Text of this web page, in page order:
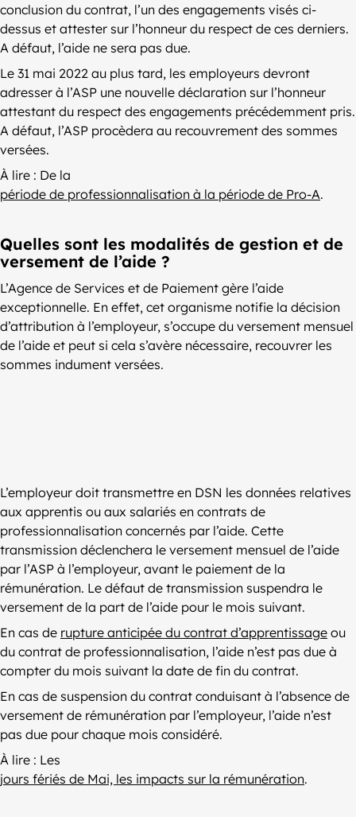
conclusion du contrat, l’un des engagements visés ci-
dessus et attester sur l’honneur du respect de ces derniers.
A défaut, l’aide ne sera pas due.
Le 31 mai 2022 au plus tard, les employeurs devront
adresser à l’ASP une nouvelle déclaration sur l’honneur
attestant du respect des engagements précédemment pris.
A défaut, l’ASP procèdera au recouvrement des sommes
versées.
À lire : De la
période de professionnalisation à la période de Pro-A.
Quelles sont les modalités de gestion et de
versement de l’aide ?
L’Agence de Services et de Paiement gère l’aide
exceptionnelle. En effet, cet organisme notifie la décision
d’attribution à l’employeur, s’occupe du versement mensuel
de l’aide et peut si cela s’avère nécessaire, recouvrer les
sommes indument versées.
L’employeur doit transmettre en DSN les données relatives
aux apprentis ou aux salariés en contrats de
professionnalisation concernés par l’aide. Cette
transmission déclenchera le versement mensuel de l’aide
par l’ASP à l’employeur, avant le paiement de la
rémunération. Le défaut de transmission suspendra le
versement de la part de l’aide pour le mois suivant.
En cas de rupture anticipée du contrat d’apprentissage ou
du contrat de professionnalisation, l’aide n’est pas due à
compter du mois suivant la date de fin du contrat.
En cas de suspension du contrat conduisant à l’absence de
versement de rémunération par l’employeur, l’aide n’est
pas due pour chaque mois considéré.
À lire : Les
jours fériés de Mai, les impacts sur la rémunération.